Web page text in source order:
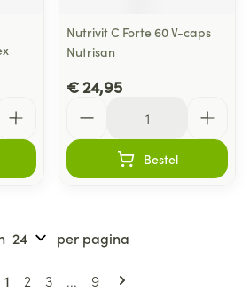
Nutrivit C Forte 60 V-caps
Nutrisan
€ 24,95
Bestel
Pagina's
U lees momenteel pagina
1 Pagina
2 Pagina
3 ... Pagina
9
per pagina